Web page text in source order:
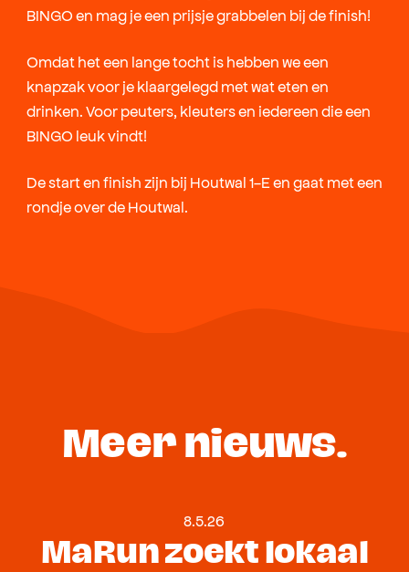
BINGO en mag je een prijsje grabbelen bij de finish!
Omdat het een lange tocht is hebben we een
knapzak voor je klaargelegd met wat eten en
drinken. Voor peuters, kleuters en iedereen die een
BINGO leuk vindt!
De start en finish zijn bij Houtwal 1-E en gaat met een
rondje over de Houtwal.
Meer nieuws.
8.5.26
MaRun zoekt lokaal